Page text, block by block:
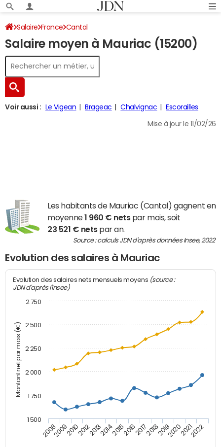
Salaire France Cantal
Salaire moyen à Mauriac (15200)
Voir aussi : Le Vigean Brageac Chalvignac Escorailles
Mise à jour le 11/02/26
Les habitants de Mauriac (Cantal) gagnent en
moyenne1 960 € netspar mois, soit
23 521 € netspar an.
Source : calculs JDN d'après données Insee, 2022
Evolution des salaires à Mauriac
Montant net par mois (€)
Evolution des salaires nets mensuels moyens (source :
JDN d'après l'Insee)
20082009201020122013201420152016201720182019202020212022
1 500
1 750
2 000
2 250
2 500
2 750